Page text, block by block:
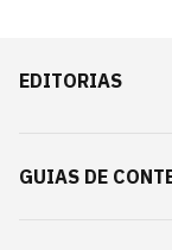
EDITORIAS
GUIAS DE